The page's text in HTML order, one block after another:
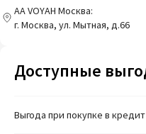
AA VOYAH Москва:
г. Москва, ул. Мытная, д.66
Доступные
Выгода при покупке в